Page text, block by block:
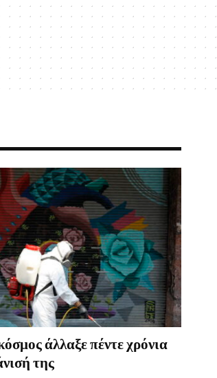
άλλαξε πέντε χρόνια
της